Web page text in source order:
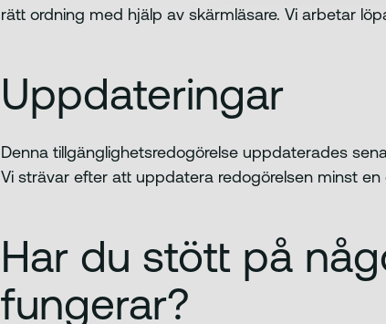
rätt ordning med hjälp av skärmläsare. Vi arbetar
Uppdateringar
Denna tillgänglighetsredogörelse uppdaterades
Vi strävar efter att uppdatera redogörelsen minst
Har du stött på
fungerar?